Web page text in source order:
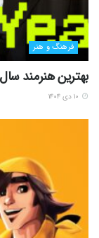
فرهنگ و هنر
بهترین هنرمند سال 2025 اپل موزیک